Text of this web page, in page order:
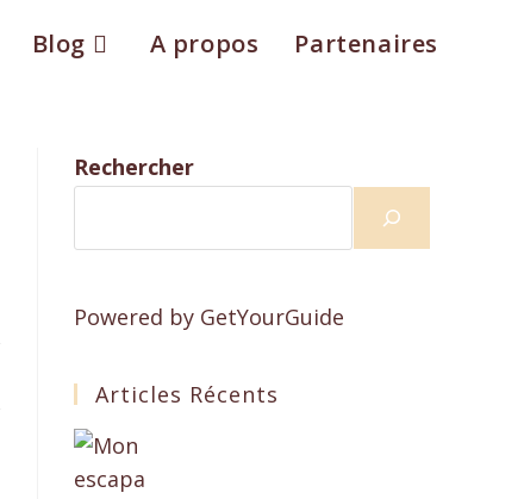
Blog A propos Partenaires
Rechercher
Powered by GetYourGuide
Articles Récents